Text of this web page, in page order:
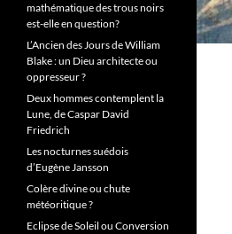
mathématique des trous noirs
est-elle en question?
L’Ancien des Jours de William
Blake : un Dieu architecte ou
oppresseur ?
Deux hommes contemplent la
Lune, de Caspar David
Friedrich
Les nocturnes suédois
d’Eugène Jansson
Colère divine ou chute
météoritique ?
Eclipse de Soleil ou Conversion